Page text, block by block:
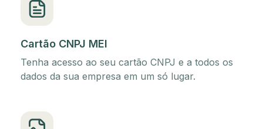
Cartão CNPJ MEI
Tenha acesso ao seu cartão CNPJ e a todos os
dados da sua empresa em um só lugar.